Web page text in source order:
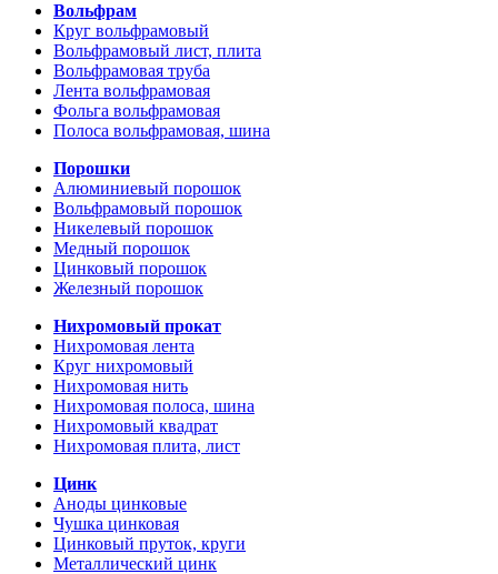
Вольфрам
Круг вольфрамовый
Вольфрамовый лист, плита
Вольфрамовая труба
Лента вольфрамовая
Фольга вольфрамовая
Полоса вольфрамовая, шина
Порошки
Алюминиевый порошок
Вольфрамовый порошок
Никелевый порошок
Медный порошок
Цинковый порошок
Железный порошок
Нихромовый прокат
Нихромовая лента
Круг нихромовый
Нихромовая нить
Нихромовая полоса, шина
Нихромовый квадрат
Нихромовая плита, лист
Цинк
Аноды цинковые
Чушка цинковая
Цинковый пруток, круги
Металлический цинк